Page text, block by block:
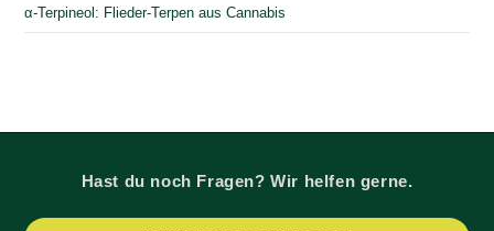
α-Terpineol: Flieder-Terpen aus Cannabis
Hast du noch Fragen? Wir helfen gerne.